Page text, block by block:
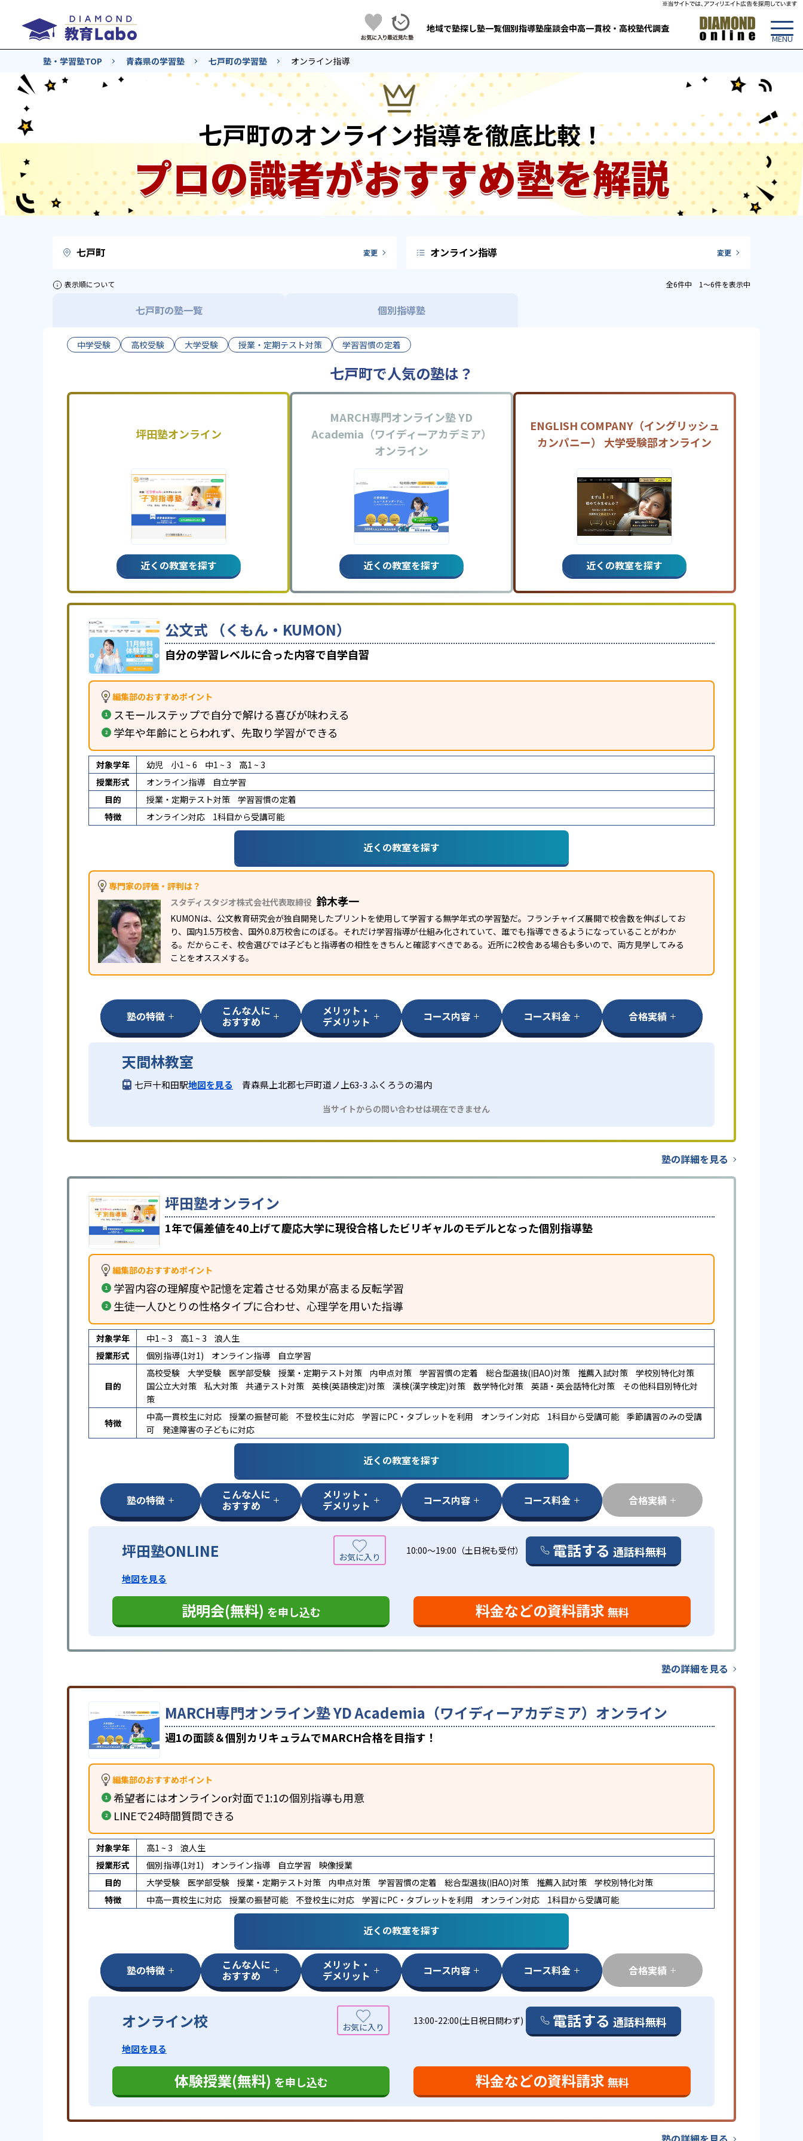
地域で塾探し塾一覧個別指導塾座談会中高一貫校・高校塾代調査
塾・学習塾TOP 青森県の学習塾 七戸町の学習塾 オンライン指導
七戸町のオンライン指導を徹底比較！
プロの識者がおすすめ塾を解説
七戸町 変更 オンライン指導 変更
表示順について 全6件中 1〜6件を表示中
七戸町の塾一覧 個別指導塾
中学受験 高校受験 大学受験 授業・定期テスト対策 学習習慣の定着
七戸町で人気の塾は？
坪田塾オンライン
近くの教室を探す
MARCH専門オンライン塾 YD
Academia（ワイディーアカデミア）
オンライン
近くの教室を探す
ENGLISH COMPANY（イングリッシュ
カンパニー） 大学受験部オンライン
近くの教室を探す
公文式 （くもん・KUMON）
自分の学習レベルに合った内容で自学自習
編集部のおすすめポイント
スモールステップで自分で解ける喜びが味わえる
学年や年齢にとらわれず、先取り学習ができる
対象学年 幼児 小1 ~ 6 中1 ~ 3
高1 ~ 3
授業形式
オンライン指導
自立学習
目的
授業・定期テスト対策
学習習慣の定着
特徴
オンライン対応 1科目から受講可能
近くの教室を探す
専門家の評価・評判は？
スタディスタジオ株式会社代表取締役 鈴木孝一
KUMONは、公文教育研究会が独自開発したプリントを使用して学習する無学年式の学習塾だ。フランチャイズ展開で校舎数を伸ばしてお
り、国内1.5万校舎、国外0.8万校舎にのぼる。それだけ学習指導が仕組み化されていて、誰でも指導できるようになっていることがわか
る。だからこそ、校舎選びでは子どもと指導者の相性をきちんと確認すべきである。近所に2校舎ある場合も多いので、両方見学してみる
ことをオススメする。
塾の特徴 こんな人に
おすすめ
メリット・
デメリット コース内容 コース料金 合格実績
天間林教室
七戸十和田駅地図を見る 青森県上北郡七戸町道ノ上63-3 ふくろうの湯内
当サイトからの問い合わせは現在できません
塾の詳細を見る
坪田塾オンライン
1年で偏差値を40上げて慶応大学に現役合格したビリギャルのモデルとなった個別指導塾
編集部のおすすめポイント
学習内容の理解度や記憶を定着させる効果が高まる反転学習
生徒一人ひとりの性格タイプに合わせ、心理学を用いた指導
対象学年 中1 ~ 3 高1 ~ 3
浪人生
授業形式
個別指導(1対1) オンライン指導 自立学習
目的
高校受験 大学受験 医学部受験 授業・定期テスト対策 内申点対策 学習習慣の定着 総合型選抜(旧AO)対策 推薦入試対策
学校別特化対策
国公立大対策
私大対策 共通テスト対策 英検(英語検定)対策 漢検(漢字検定)対策 数学特化対策 英語・英会話特化対策
その他科目別特化対
策
特徴
中高一貫校生に対応 授業の振替可能 不登校生に対応 学習にPC・タブレットを利用 オンライン対応 1科目から受講可能
季節講習のみの受講
可
発達障害の子どもに対応
近くの教室を探す
塾の特徴 こんな人に
おすすめ
メリット・
デメリット コース内容 コース料金 合格実績
坪田塾ONLINE 10:00～19:00（土日祝も受付） 電話する 通話料無料
地図を見る
説明会(無料) を申し込む 料金などの資料請求 無料
塾の詳細を見る
MARCH専門オンライン塾 YD Academia（ワイディーアカデミア）オンライン
週1の面談＆個別カリキュラムでMARCH合格を目指す！
編集部のおすすめポイント
希望者にはオンラインor対面で1:1の個別指導も用意
LINEで24時間質問できる
対象学年 高1 ~ 3
浪人生
授業形式
個別指導(1対1) オンライン指導 自立学習
映像授業
目的
大学受験 医学部受験 授業・定期テスト対策 内申点対策 学習習慣の定着 総合型選抜(旧AO)対策 推薦入試対策
学校別特化対策
特徴
中高一貫校生に対応 授業の振替可能 不登校生に対応 学習にPC・タブレットを利用 オンライン対応 1科目から受講可能
近くの教室を探す
塾の特徴 こんな人に
おすすめ
メリット・
デメリット コース内容 コース料金 合格実績
オンライン校 13:00-22:00(土日祝日問わず) 電話する 通話料無料
地図を見る
体験授業(無料) を申し込む 料金などの資料請求 無料